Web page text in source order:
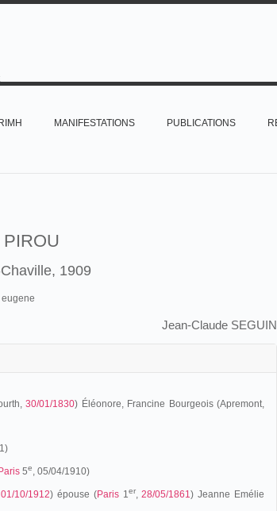
MANIFESTATIONS PUBLICATIONS
1909
Jean-Claude SEGUIN
30/01/1830) Éléonore, Francine Bourgeois (Apremont,
Paris 5e, 05/04/1910)
01/10/1912) épouse (Paris1er,28/05/1861) Jeanne Emélie